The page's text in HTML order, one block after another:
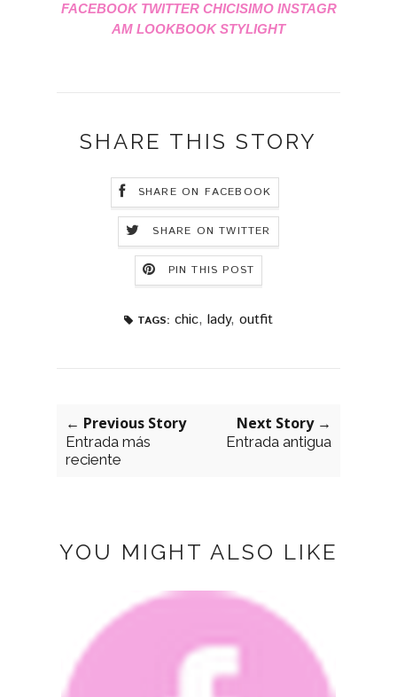
FACEBOOK TWITTER CHICISIMO INSTAGR
AM LOOKBOOK STYLIGHT
SHARE THIS STORY
SHARE ON FACEBOOK
SHARE ON TWITTER
PIN THIS POST
TAGS: chic, lady, outfit
← Previous Story
Entrada más
reciente
Next Story →
Entrada antigua
YOU MIGHT ALSO LIKE